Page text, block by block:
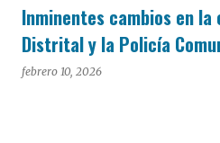
Inminentes cambios en
Distrital y la Policía
febrero 10, 2026